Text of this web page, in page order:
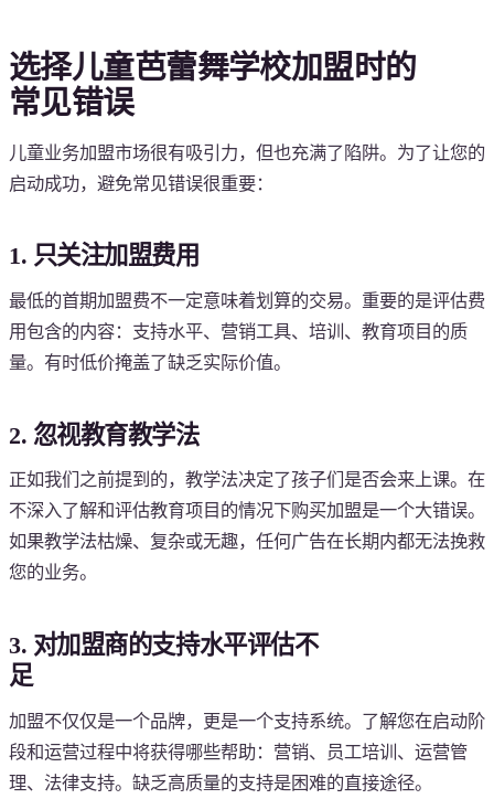
选择儿童芭蕾舞学校加盟时的
常见错误
儿童业务加盟市场很有吸引力，但也充满了陷阱。为了让您的
启动成功，避免常见错误很重要：
1. 只关注加盟费用
最低的首期加盟费不一定意味着划算的交易。重要的是评估费
用包含的内容：支持水平、营销工具、培训、教育项目的质
量。有时低价掩盖了缺乏实际价值。
2. 忽视教育教学法
正如我们之前提到的，教学法决定了孩子们是否会来上课。在
不深入了解和评估教育项目的情况下购买加盟是一个大错误。
如果教学法枯燥、复杂或无趣，任何广告在长期内都无法挽救
您的业务。
3. 对加盟商的支持水平评估不
足
加盟不仅仅是一个品牌，更是一个支持系统。了解您在启动阶
段和运营过程中将获得哪些帮助：营销、员工培训、运营管
理、法律支持。缺乏高质量的支持是困难的直接途径。